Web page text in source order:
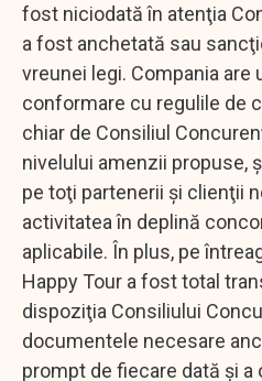
fost niciodată în atenţia
a fost anchetată sau
vreunei legi. Compania are
conformare cu regulile de
chiar de Consiliul
nivelului amenzii propuse,
pe toţi partenerii şi clienţii
activitatea în deplină
aplicabile. În plus, pe
Happy Tour a fost total
dispoziţia Consiliului
documentele necesare
prompt de fiecare dată şi